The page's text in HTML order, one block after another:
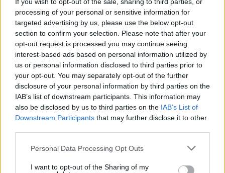
processing of your personal or sensitive information for
targeted advertising by us, please use the below opt-out
section to confirm your selection. Please note that after your
opt-out request is processed you may continue seeing
interest-based ads based on personal information utilized by
us or personal information disclosed to third parties prior to
your opt-out. You may separately opt-out of the further
disclosure of your personal information by third parties on the
IAB’s list of downstream participants. This information may
also be disclosed by us to third parties on the IAB’s List of
Downstream Participants that may further disclose it to other
Please note that this website/app uses one or more Google
not limited to your visit or usage behaviour. You may click to
Personal Data Processing Opt Outs
I want to opt-out of the Sharing of my
Suomi
Englanti
Yhtiökoko
Keskikokoiset
Pienet
Mikrot
Yhtiömuodot
Yksityinen osakeyhtiö